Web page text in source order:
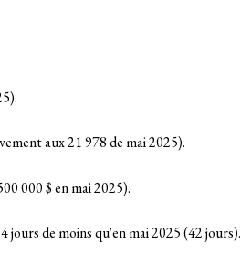
.
aux 21 978 de mai 2025).
000 $ en mai 2025).
jours de moins qu'en mai 2025 (42 jours).